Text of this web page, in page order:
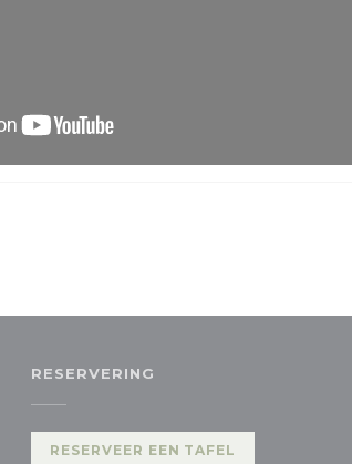
RESERVERING
RESERVEER EEN TAFEL